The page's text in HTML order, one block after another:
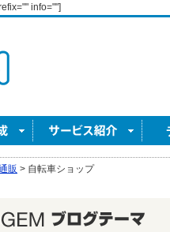
info=""]
販 > 自転車ショップ